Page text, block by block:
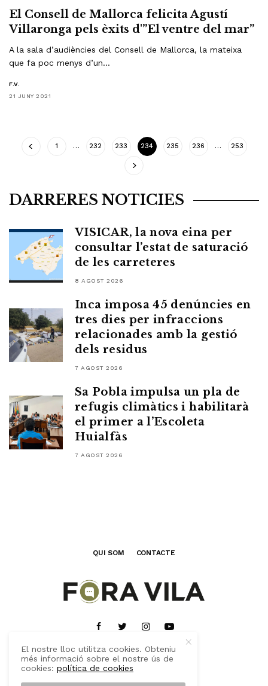
El Consell de Mallorca felicita Agustí
Villaronga pels èxits d'”El ventre del mar”
A la sala d’audiències del Consell de Mallorca, la mateixa
que fa poc menys d’un…
F.V.
21 JUNY 2021
1 … 232 233 234 235 236 … 253
DARRERES NOTICIES
VISICAR, la nova eina per
consultar l’estat de saturació
de les carreteres
8 AGOST 2026
Inca imposa 45 denúncies en
tres dies per infraccions
relacionades amb la gestió
dels residus
7 AGOST 2026
Sa Pobla impulsa un pla de
refugis climàtics i habilitarà
el primer a l’Escoleta
Huialfàs
7 AGOST 2026
QUI SOM CONTACTE
El nostre lloc utilitza cookies. Obteniu
més informació sobre el nostre ús de
cookies:política de cookies